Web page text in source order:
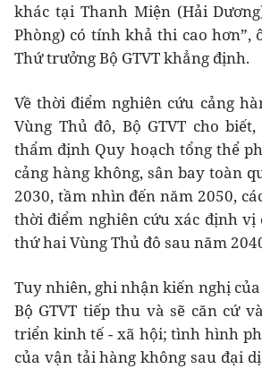
khác tại Thanh Miện (Hải
Phòng) có tính khả thi cao hơn”,
Thứ trưởng Bộ GTVT khẳng định.
Về thời điểm nghiên cứu cảng
Vùng Thủ đô, Bộ GTVT cho
thẩm định Quy hoạch tổng thể
cảng hàng không, sân bay toàn
2030, tầm nhìn đến năm 2050,
thời điểm nghiên cứu xác định vị
thứ hai Vùng Thủ đô sau năm
Tuy nhiên, ghi nhận kiến nghị của
Bộ GTVT tiếp thu và sẽ căn cứ
triển kinh tế - xã hội; tình hình
của vận tải hàng không sau đại